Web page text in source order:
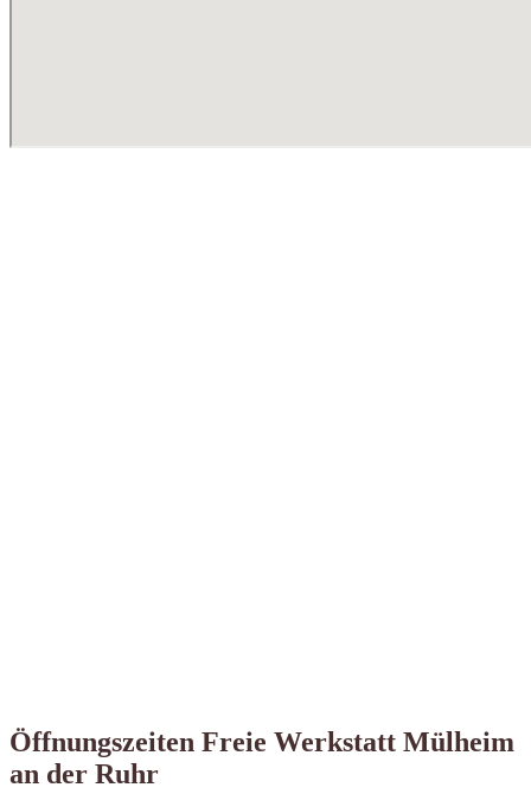
Öffnungszeiten Freie Werkstatt Mülheim
an der Ruhr